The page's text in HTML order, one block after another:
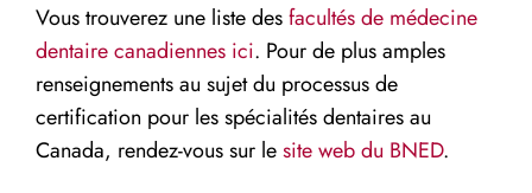
Vous trouverez une liste desfacultés de médecine
dentaire canadiennes ici. Pour de plus amples
renseignements au sujet du processus de
certification pour les spécialités dentaires au
Canada, rendez-vous sur lesite web du BNED.